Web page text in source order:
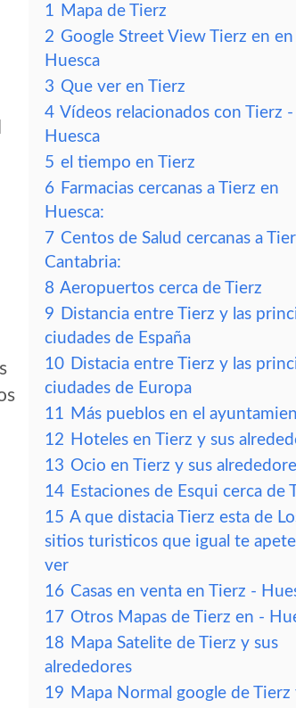
1 Mapa de Tierz
2 Google Street View Tierz en en
Huesca
3 Que ver en Tierz
4 Vídeos relacionados con Tierz -
Huesca
5 el tiempo en Tierz
6 Farmacias cercanas a Tierz en
Huesca:
7 Centos de Salud cercanas a
Cantabria:
8 Aeropuertos cerca de Tierz
9 Distancia entre Tierz y las
ciudades de España
10 Distacia entre Tierz y las
ciudades de Europa
11 Más pueblos en el
12 Hoteles en Tierz y sus
13 Ocio en Tierz y sus
14 Estaciones de Esqui cerca de
15 A que distacia Tierz esta de
sitios turisticos que igual te
ver
16 Casas en venta en Tierz -
17 Otros Mapas de Tierz en -
18 Mapa Satelite de Tierz y sus
alrededores
19 Mapa Normal google de Tierz